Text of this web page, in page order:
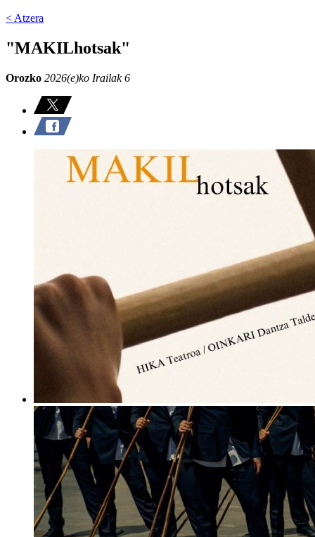
< Atzera
"MAKILhotsak"
Orozko 2026(e)ko Irailak 6